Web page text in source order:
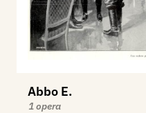
Abbo E.
1 opera